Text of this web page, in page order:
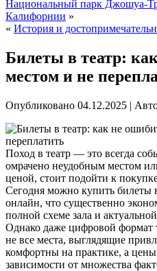
Национальный парк Джошуа-
Калифорнии »
« История и
Билеты в театр:
местом и не
Опубликовано 04.12.2025 |
Поход в театр — это всегда
омрачено неудобным местом
ценой, стоит подойти к
Сегодня можно купить билеты
онлайн, что существенно
полной схеме зала и
Однако даже цифровой формат
не все места, выглядящие
комфортны на практике, а цены
зависимости от множества